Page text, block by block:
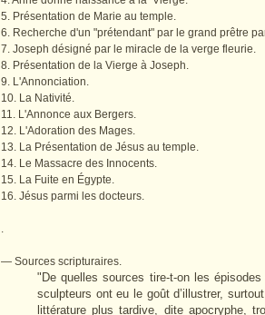
5. Présentation de Marie au temple.
6. Recherche d'un "prétendant" par le grand prêtre
7. Joseph désigné par le miracle de la verge fleurie.
8. Présentation de la Vierge à Joseph.
9. L'Annonciation.
10. La Nativité.
11. L'Annonce aux Bergers.
12. L'Adoration des Mages.
13. La Présentation de Jésus au temple.
14. Le Massacre des Innocents.
15. La Fuite en Égypte.
16. Jésus parmi les docteurs.
.
— Sources scripturaires.
"De quelles sources tire-t-on les
sculpteurs ont eu le goût d’illustrer,
littérature plus tardive, dite apocryphe,